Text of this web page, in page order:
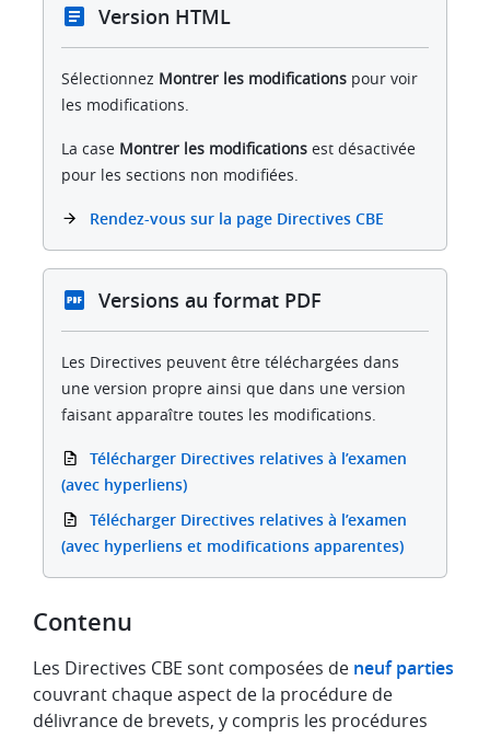
Version HTML
Sélectionnez Montrer les modifications pour voir
les modifications.
La case Montrer les modifications est désactivée
pour les sections non modifiées.
Rendez-vous sur la page Directives CBE
Versions au format PDF
Les Directives peuvent être téléchargées dans
une version propre ainsi que dans une version
faisant apparaître toutes les modifications.
Télécharger Directives relatives à l’examen
(avec hyperliens)
Télécharger Directives relatives à l’examen
(avec hyperliens et modifications apparentes)
Contenu
Les Directives CBE sont composées de neuf parties
couvrant chaque aspect de la procédure de
délivrance de brevets, y compris les procédures